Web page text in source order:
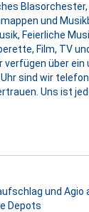
Blasorchester,
und
Feierliche
Film, TV
verfügen über
sind wir
Uns ist
und Agio
Depots